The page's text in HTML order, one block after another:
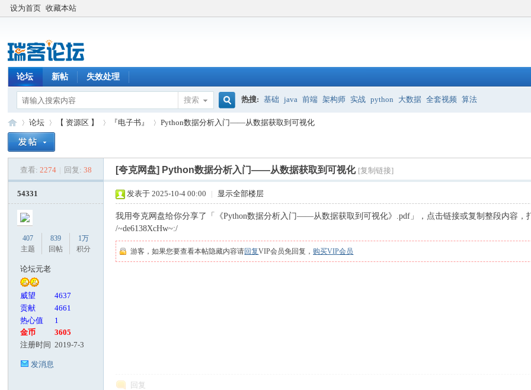
设为首页 收藏本站
论坛 新帖 失效处理
搜索
搜
索
热搜: 基础 java 前端 架构师 实战 python 大数据 全套视频 算法
»
论坛
›
【 资源区 】 『电子书』
›
Python数据分析入门——从数据获取到可视化
查看: 2274 | 回复: 38 [夸克网盘] Python数据分析入门——从数据获取到可视化 [复制链接]
54331
407
主题
839
回帖
1万
积分
论坛元老
威望
4637
贡献
4661
热心值
1
金币
3605
注册时间 2019-7-3
发消息
发表于 2025-10-4 00:00 | 显示全部楼层
我用夸克网盘给你分享了「《Python数据分析入门——从数据获取到可视化》.pdf」，点击链接或复制整段内容，
/~de6138XcHw~:/
游客，如果您要查看本帖隐藏内容请回复VIP会员免回复， 购买VIP会员
回复